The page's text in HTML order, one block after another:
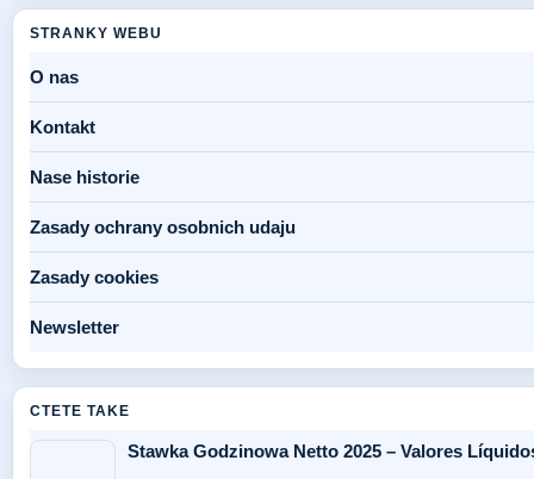
STRANKY WEBU
O nas
Kontakt
Nase historie
Zasady ochrany osobnich udaju
Zasady cookies
Newsletter
CTETE TAKE
Stawka Godzinowa Netto 2025 – Valores